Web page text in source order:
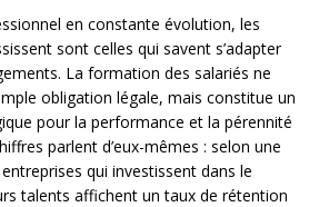
en constante évolution, les
sont celles qui savent s’adapter
La formation des salariés ne
obligation légale, mais constitue un
pour la performance et la pérennité
parlent d’eux-mêmes : selon une
qui investissent dans le
talents affichent un taux de rétention